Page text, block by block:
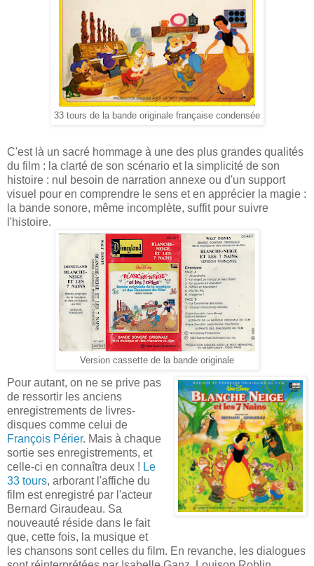
33 tours de la bande originale française condensée
C'est là un sacré hommage à une des plus grandes qualités
du film : la clarté de son scénario et la simplicité de son
histoire : nul besoin de narration annexe ou d'un support
visuel pour en comprendre le sens et en apprécier la magie :
la bande sonore, même incomplète, suffit pour suivre
l'histoire.
Version cassette de la bande originale
Pour autant, on ne se prive pas
de ressortir les anciens
enregistrements de livres-
disques comme celui de
François Périer. Mais à chaque
sortie ses enregistrements, et
celle-ci en connaîtra deux ! Le
33 tours, arborant l'affiche du
film est enregistré par l'acteur
Bernard Giraudeau. Sa
nouveauté réside dans le fait
que, cette fois, la musique et
les chansons sont celles du film. En revanche, les dialogues